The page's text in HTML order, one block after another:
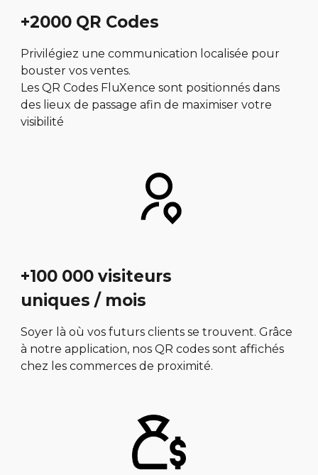
+2000 QR Codes
Privilégiez une communication localisée pour
bouster vos ventes.
Les QR Codes FluXence sont positionnés dans
des lieux de passage afin de maximiser votre
visibilité
+100 000 visiteurs
uniques / mois
Soyer là où vos futurs clients se trouvent. Grâce
à notre application, nos QR codes sont affichés
chez les commerces de proximité.